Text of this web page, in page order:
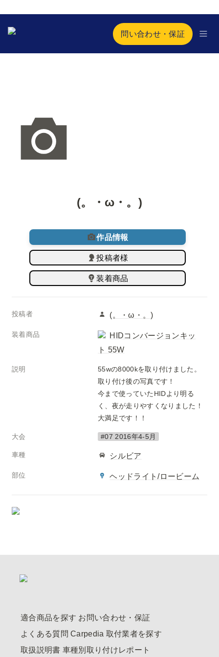
問い合わせ・保証
(。・ω・。)
作品情報
投稿者様
装着商品
投稿者 (。・ω・。)
装着商品
HIDコンバージョンキッ
ト 55W
説明
55wの8000kを取り付けました。
取り付け後の写真です！
今まで使っていたHIDより明る
く、夜が走りやすくなりました！
大会 #07 2016年4-5月
車種 シルビア
部位 ヘッドライト/ロービーム
適合商品を探す お問い合わせ・保証
よくある質問 Carpedia 取付業者を探す
取扱説明書 車種別取り付けレポート